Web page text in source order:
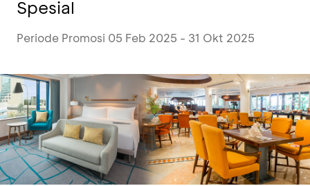
Spesial
Periode Promosi 05 Feb 2025 - 31 Okt 2025